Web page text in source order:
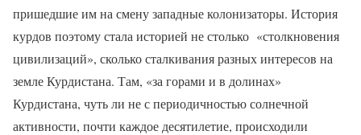
пришедшие им на смену западные колонизаторы. История
курдов поэтому стала историей не столько «столкновения
цивилизаций», сколько сталкивания разных интересов на
земле Курдистана. Там, «за горами и в долинах»
Курдистана, чуть ли не с периодичностью солнечной
активности, почти каждое десятилетие, происходили